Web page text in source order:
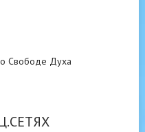
Свободе Духа